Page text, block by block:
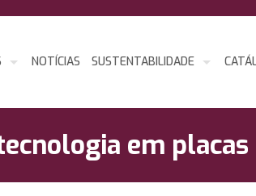
NOTÍCIAS SUSTENTABILIDADE
em